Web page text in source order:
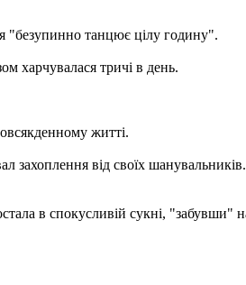
"безупинно танцює цілу годину".
харчувалася тричі в день.
житті.
захоплення від своїх шанувальників.
в спокусливій сукні, "забувши"